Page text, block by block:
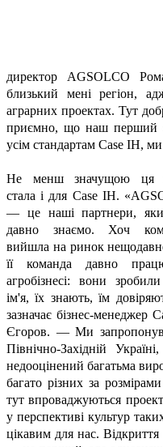
директор AGSOLCO
близький мені регіон,
аграрних проектах. Тут
приємно, що наш перший
усім стандартам Case IH,
Не менш значущою ця
стала і для Case IH.
— це наші партнери,
давно знаємо. Хоч
вийшла на ринок
її команда давно
агробізнесі: вони
ім'я, їх знають, їм
зазначає бізнес-менеджер
Єгоров. — Ми
Північно-Західній
недооцінений багатьма
багато різних за
тут впроваджуються
у перспективі культур
цікавим для нас.